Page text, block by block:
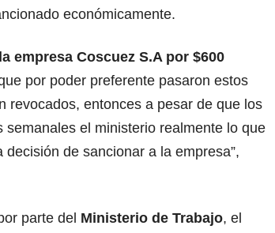
económicamente.
empresa Coscuez S.A por $600
por poder preferente pasaron estos
revocados, entonces a pesar de que los
el ministerio realmente lo que
de sancionar a la empresa”,
parte del Ministerio de Trabajo, el